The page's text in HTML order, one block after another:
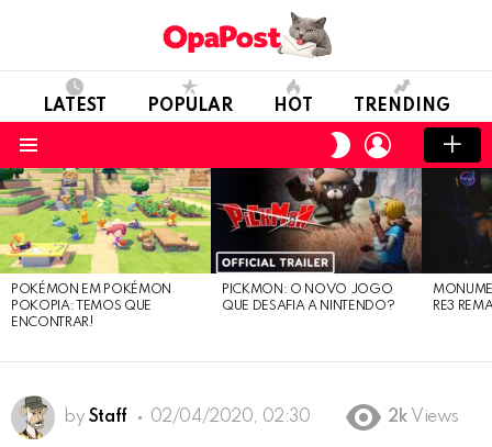
LATEST POPULAR HOT TRENDING
SWITCH
SKIN
LOGIN
LATEST
STORIES
POKÉMON EM POKÉMON
POKOPIA: TEMOS QUE
ENCONTRAR!
PICKMON: O NOVO JOGO
QUE DESAFIA A NINTENDO?
RE3
by Staff 02/04/2020, 02:30 2k Views